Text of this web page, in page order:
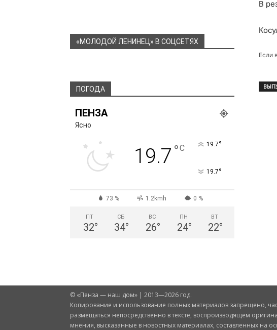
В
Если
«МОЛОДОЙ ЛЕНИНЕЦ» В СОЦСЕТЯХ
ПОГОДА
ПЕНЗА
Ясно
19.7 °C 19.7°
19.7°
73 % 1.2kmh 0 %
ПТ
32°
СБ
34°
ВС
26°
ПН
24°
ВТ
22°
© «Пенза — наш дом» | 2013—2026 год.
Копирование и использование полных материалов запрещено,
размещаться непосредственно в тексте, воспроизводящем
мнения, высказанные в новостных материалах, составленных на